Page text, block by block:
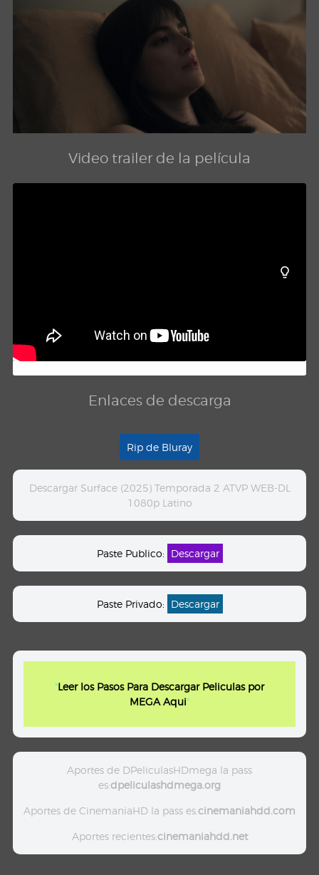
Video trailer de la película
Enlaces de descarga
Rip de Bluray
Descargar Surface (2025) Temporada 2 ATVP WEB-DL
1080p Latino
Paste Publico: Descargar
Paste Privado: Descargar
"Leer los Pasos Para Descargar Peliculas por
MEGA Aqui"
Aportes de DPeliculasHDmega la pass
es:dpeliculashdmega.org
Aportes de CinemaniaHD la pass es:cinemaniahdd.com
Aportes recientes:cinemaniahdd.net